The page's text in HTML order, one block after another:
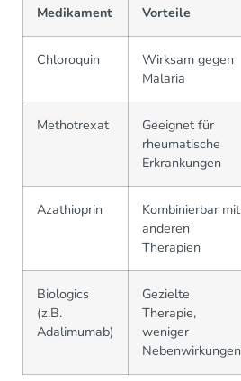
Medikament Vorteile
Chloroquin
Wirksam gegen
Malaria
Methotrexat
Geeignet für
rheumatische
Erkrankungen
Azathioprin
Kombinierbar mit
anderen
Therapien
Biologics
(z.B.
Adalimumab)
Gezielte
Therapie,
weniger
Nebenwirkungen